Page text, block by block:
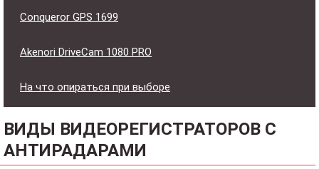
Conqueror GPS 1699
Akenori DriveCam 1080 PRO
На что опираться при выборе
ВИДЫ ВИДЕОРЕГИСТРАТОРОВ С
АНТИРАДАРАМИ